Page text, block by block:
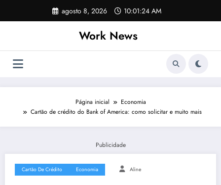
o
agosto 8, 2026 10:01:24 AM
Work News
Página inicial
Economia
Cartão de crédito do Bank of America: como solicitar e muito mais
Publicidade
Cartão De Crédito Economia Aline